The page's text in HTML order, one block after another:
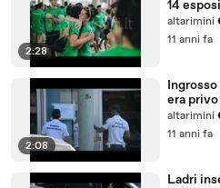
2:28
14
altarimini
11 anni fa
2:08
era
altarimini
11 anni fa
Ladri